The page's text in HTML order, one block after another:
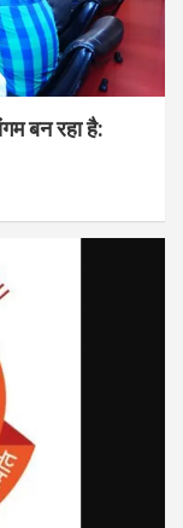
बन रहा है: